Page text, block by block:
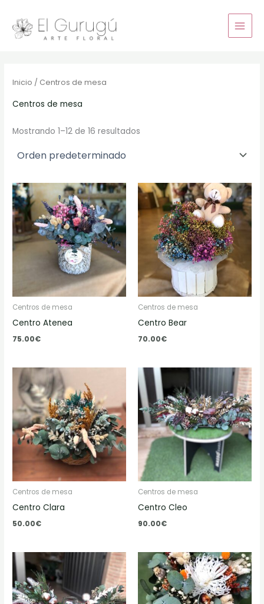
contenido
Inicio / Centros de mesa
Centros de mesa
Mostrando 1–12 de 16 resultados
Centros de mesa
Centro Atenea
75.00€
Centros de mesa
Centro Bear
70.00€
Centros de mesa
Centro Clara
50.00€
Centros de mesa
Centro Cleo
90.00€